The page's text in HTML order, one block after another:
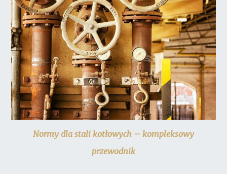
Normy dla stali kotłowych – kompleksowy
przewodnik